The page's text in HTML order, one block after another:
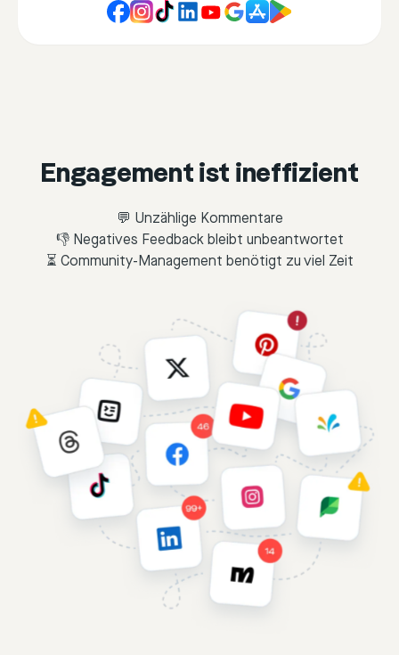
Engagement ist ineffizient
💬 Unzählige Kommentare
👎 Negatives Feedback bleibt unbeantwortet
⏳ Community-Management benötigt zu viel Zeit